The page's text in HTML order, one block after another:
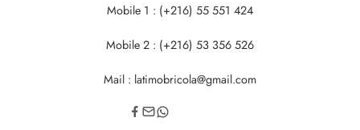
Mobile 1 : (+216) 55 551 424
Mobile 2 : (+216) 53 356 526
Mail : latimobricola@gmail.com